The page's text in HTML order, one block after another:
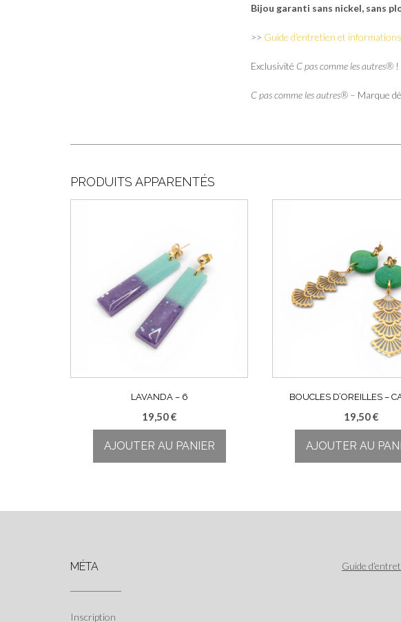
Bijou garanti sans nickel, sans
>> Guide d’entretien et
Exclusivité C pas comme les autres® !
C pas comme les autres® – Marque
PRODUITS APPARENTÉS
LAVANDA – 6
19,50€
AJOUTER AU PANIER
BOUCLES D’OREILLES –
19,50€
AJOUTER AU
MÉTA
Inscription
Guide